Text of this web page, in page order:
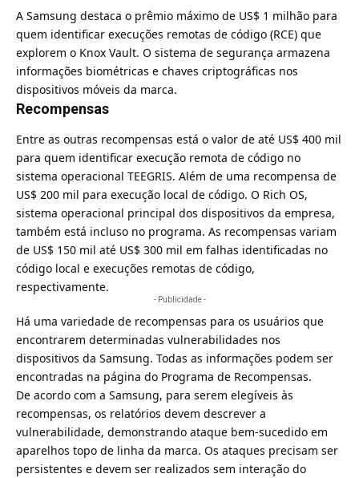
A Samsung destaca o prêmio máximo de US$ 1 milhão para
quem identificar execuções remotas de código (RCE) que
explorem o Knox Vault. O sistema de segurança armazena
informações biométricas e chaves criptográficas nos
dispositivos móveis da marca.
Recompensas
Entre as outras recompensas está o valor de até US$ 400 mil
para quem identificar execução remota de código no
sistema operacional TEEGRIS. Além de uma recompensa de
US$ 200 mil para execução local de código. O Rich OS,
sistema operacional principal dos dispositivos da empresa,
também está incluso no programa. As recompensas variam
de US$ 150 mil até US$ 300 mil em falhas identificadas no
código local e execuções remotas de código,
respectivamente.
- Publicidade -
Há uma variedade de recompensas para os usuários que
encontrarem determinadas vulnerabilidades nos
dispositivos da Samsung. Todas as informações podem ser
encontradas na página do Programa de Recompensas.
De acordo com a Samsung, para serem elegíveis às
recompensas, os relatórios devem descrever a
vulnerabilidade, demonstrando ataque bem-sucedido em
aparelhos topo de linha da marca. Os ataques precisam ser
persistentes e devem ser realizados sem interação do